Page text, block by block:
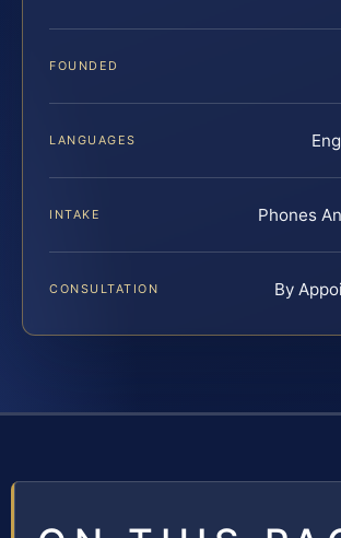
FOUNDED
LANGUAGES
INTAKE Phones
CONSULTATION By